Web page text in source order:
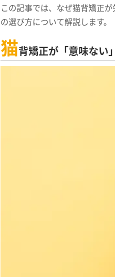
この記事では、なぜ猫背矯正
の選び方について解説します。
猫背矯正が「意味ない